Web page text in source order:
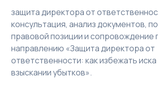
защита директора от
консультация, анализ документов,
правовой позиции и сопровождение
направлению «Защита директора от
ответственности: как избежать иска
взыскании убытков».